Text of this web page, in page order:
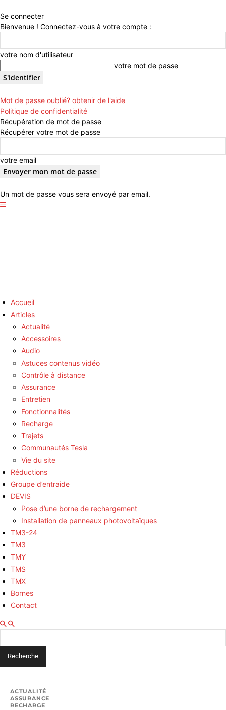
Se connecter
Bienvenue ! Connectez-vous à votre compte :
votre nom d'utilisateur
votre mot de passe
Mot de passe oublié? obtenir de l'aide
Politique de confidentialité
Récupération de mot de passe
Récupérer votre mot de passe
votre email
Un mot de passe vous sera envoyé par email.
Accueil
Articles
Actualité
Accessoires
Audio
Astuces contenus vidéo
Contrôle à distance
Assurance
Entretien
Fonctionnalités
Recharge
Trajets
Communautés Tesla
Vie du site
Réductions
Groupe d’entraide
DEVIS
Pose d’une borne de rechargement
Installation de panneaux photovoltaïques
TM3-24
TM3
TMY
TMS
TMX
Bornes
Contact
ACTUALITÉ
ASSURANCE
RECHARGE